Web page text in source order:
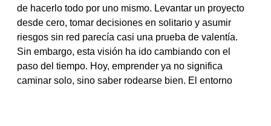
de hacerlo todo por uno mismo. Levantar un proyecto
desde cero, tomar decisiones en solitario y asumir
riesgos sin red parecía casi una prueba de valentía.
Sin embargo, esta visión ha ido cambiando con el
paso del tiempo. Hoy, emprender ya no significa
caminar solo, sino saber rodearse bien. El entorno